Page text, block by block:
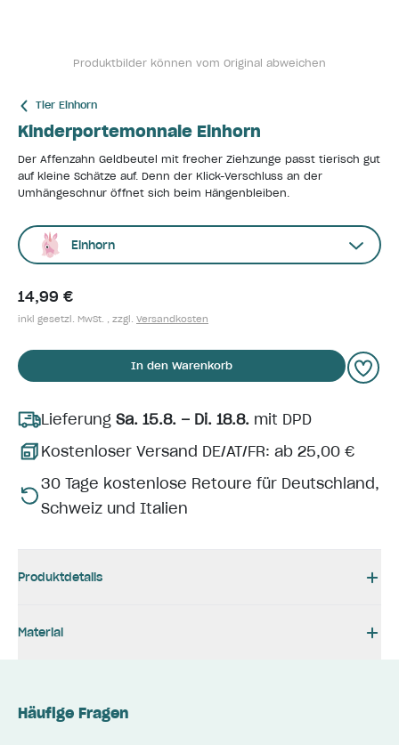
Produktbilder können vom Original abweichen
Tier Einhorn
Kinderportemonnaie Einhorn
Der Affenzahn Geldbeutel mit frecher Ziehzunge passt tierisch gut
auf kleine Schätze auf. Denn der Klick-Verschluss an der
Umhängeschnur öffnet sich beim Hängenbleiben.
Einhorn
14,99 €
inkl gesetzl. MwSt. , zzgl. Versandkosten
In den Warenkorb
Lieferung Sa. 15.8. – Di. 18.8. mit DPD
Kostenloser Versand DE/AT/FR: ab 25,00 €
30 Tage kostenlose Retoure für Deutschland,
Schweiz und Italien
Produktdetails
Material
Häufige Fragen